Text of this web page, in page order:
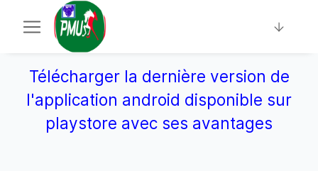
Télécharger la dernière version de
l'application android disponible sur
playstore avec ses avantages